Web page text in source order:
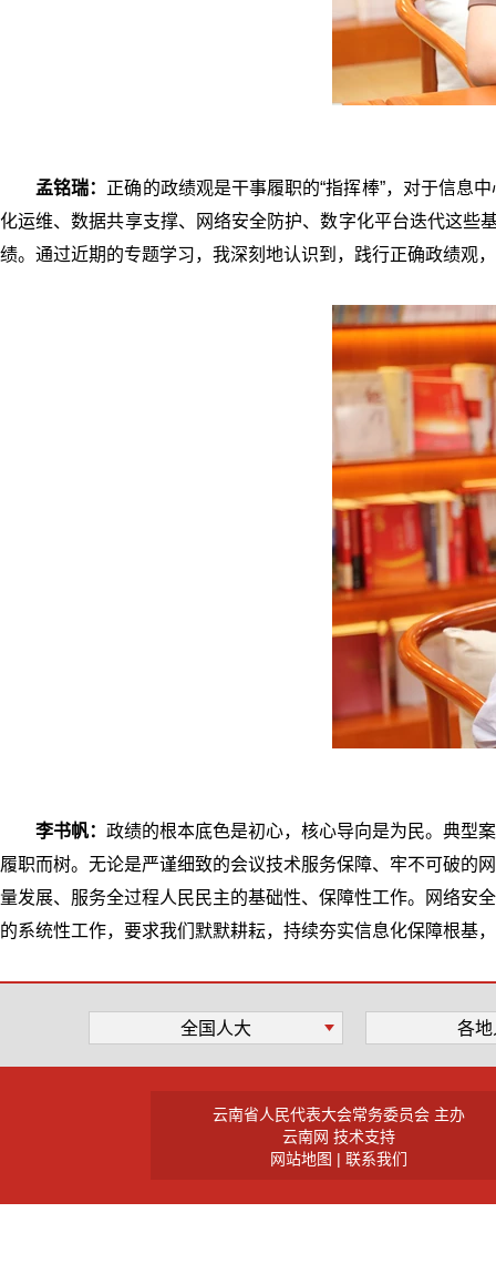
孟铭瑞： 正确的政绩观是干事履职的“指挥棒”，对于信息
化运维、数据共享支撑、网络安全防护、数字化平台迭代这些
绩。通过近期的专题学习，我深刻地认识到，践行正确政绩观
李书帆： 政绩的根本底色是初心，核心导向是为民。典型
履职而树。无论是严谨细致的会议技术服务保障、牢不可破的
量发展、服务全过程人民民主的基础性、保障性工作。网络安
的系统性工作，要求我们默默耕耘，持续夯实信息化保障根基
全国人大 各
云南省人民代表大会常务委员会 主办
云南网 技术支持
网站地图 | 联系我们